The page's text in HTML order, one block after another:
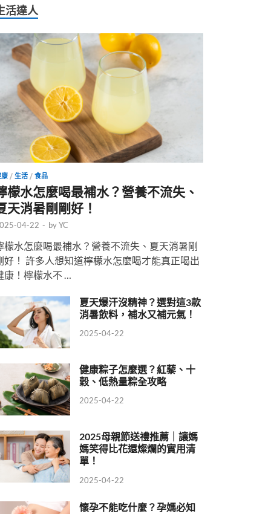
活達人
/生活 /食品
檬水怎麼喝最補水？營養不流失、
天消暑剛剛好！
04-22 - byYC
檬水怎麼喝最補水？營養不流失、夏天消暑剛
好！ 許多人想知道檸檬水怎麼喝才能真正喝出
康！檸檬水不 …
夏天爆汗沒精神？選對這3款
消暑飲料，補水又補元氣！
2025-04-22
健康粽子怎麼選？紅藜、十
穀、低熱量粽全攻略
2025-04-22
2025母親節送禮推薦｜讓媽
媽笑得比花還燦爛的實用清
單！
2025-04-22
懷孕不能吃什麼？孕媽必知